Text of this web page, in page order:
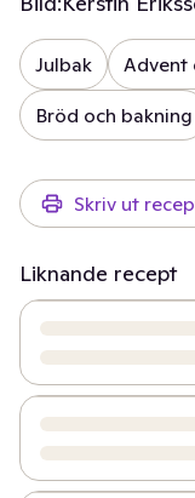
Julbak Advent
Bröd och bakning
Skriv ut
Liknande recept